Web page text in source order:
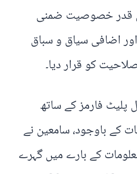
قدر خصوصیت ضمنی
اضافی سیاق و سباق
کو قرار دیا۔
فارمز کے ساتھ
کے باوجود، سامعین نے
کے بارے میں گہرے